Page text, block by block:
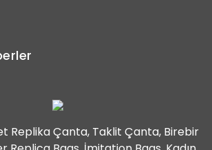
Replika Çanta, Taklit Çanta, Birebir